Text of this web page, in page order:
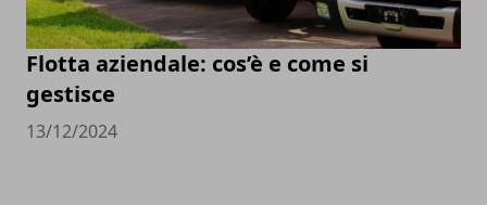
Flotta aziendale: cos’è e come si
gestisce
13/12/2024